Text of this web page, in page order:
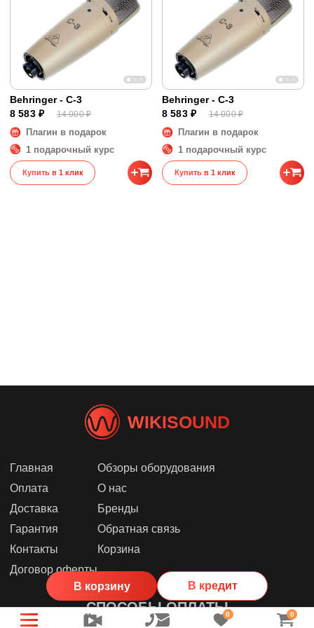
В корзину В кредит
Behringer - C-3
8 583 ₽
14 000 ₽
Плагин в подарок
1 подарочный курс
Купить в 1 клик
Behringer - C-3
8 583 ₽
14 000 ₽
Плагин в подарок
1 подарочный курс
Купить в 1 клик
WIKISOUND
Главная
Оплата
Доставка
Гарантия
Контакты
Договор оферты
Обзоры оборудования
О нас
Бренды
Обратная связь
Корзина
СПОСОБЫ ОПЛАТЫ0 0